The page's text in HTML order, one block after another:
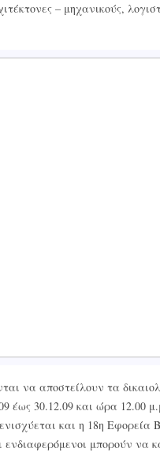
– μηχανικούς,
να αποστείλουν τα
έως 30.12.09 και ώρα 12.00
και η 18η
μπορούν να